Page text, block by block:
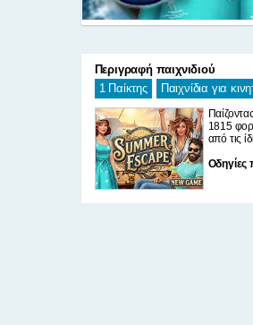
Περιγραφή παιχνιδιού
1 Παίκτης
Παιχνίδια για
1815
από τις
Οδηγίες